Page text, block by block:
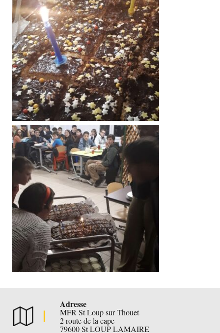
Adresse
MFR St Loup sur Thouet
2 route de la cape
79600 St LOUP LAMAIRE